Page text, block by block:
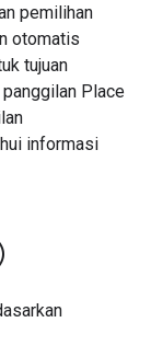
pemilihan
otomatis
tujuan
Place
informasi